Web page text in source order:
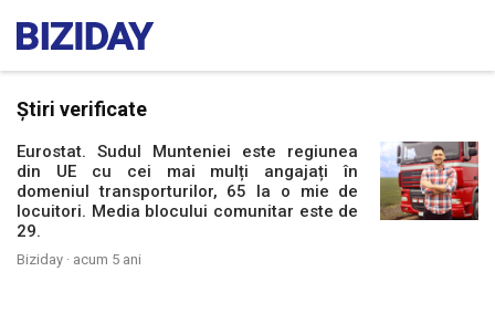
Știri verificate
Eurostat. Sudul Munteniei este regiunea
din UE cu cei mai mulți angajați în
domeniul transporturilor, 65 la o mie de
locuitori. Media blocului comunitar este de
29.
Biziday · acum 5 ani